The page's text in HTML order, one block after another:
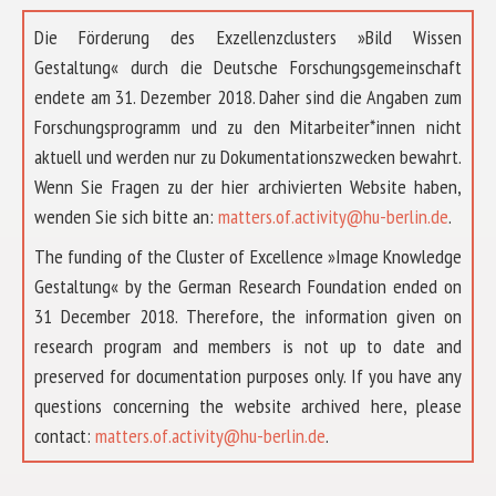
Die Förderung des Exzellenzclusters »Bild Wissen
Gestaltung« durch die Deutsche Forschungsgemeinschaft
endete am 31. Dezember 2018. Daher sind die Angaben zum
Forschungsprogramm und zu den Mitarbeiter*innen nicht
aktuell und werden nur zu Dokumentationszwecken bewahrt.
Wenn Sie Fragen zu der hier archivierten Website haben,
wenden Sie sich bitte an: matters.of.activity@hu-berlin.de.
The funding of the Cluster of Excellence »Image Knowledge
Gestaltung« by the German Research Foundation ended on
31 December 2018. Therefore, the information given on
research program and members is not up to date and
preserved for documentation purposes only. If you have any
questions concerning the website archived here, please
contact: matters.of.activity@hu-berlin.de.
ÜBER UNS